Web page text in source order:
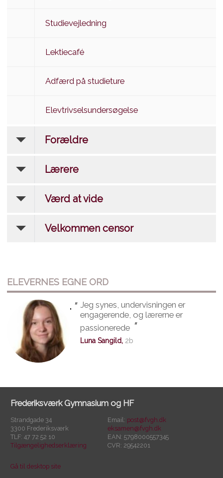
Studievejledning
Lektiecafé
Adfærd på studieture
Elevtrivselsundersøgelse
Forældre
Lærere
Værd at vide
Velkommen censor
ELEVERNES EGNE ORD
" " Jeg synes, undervisningen er
engagerende, og lærerne er
passionerede "
Luna Sangild, 2b
Frederiksværk Gymnasium og HF
Strandgade 34
3300 Frederiksværk
TLF: 47 72 52 10
Tilgængelighedserklæring
Email: post@fvgh.dk
eksamen@fvgh.dk
EAN: 5798000557345
CVR: 29542201
Gå til desktop site